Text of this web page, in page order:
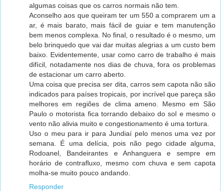
algumas coisas que os carros normais não tem.
Aconselho aos que queiram ter um 550 a comprarem um a
ar, é mais barato, mais fácil de guiar e tem manutenção
bem menos complexa. No final, o resultado é o mesmo, um
belo brinquedo que vai dar muitas alegrias a um custo bem
baixo. Evidentemente, usar como carro de trabalho é mais
difícil, notadamente nos dias de chuva, fora os problemas
de estacionar um carro aberto.
Uma coisa que precisa ser dita, carros sem capota não são
indicados para países tropicais, por incrível que pareça são
melhores em regiões de clima ameno. Mesmo em São
Paulo o motorista fica torrando debaixo do sol e mesmo o
vento não alivia muito e congestionamento é uma tortura.
Uso o meu para ir para Jundiaí pelo menos uma vez por
semana. É uma delícia, pois não pego cidade alguma,
Rodoanel, Bandeirantes e Anhanguera e sempre em
horário de contrafluxo, mesmo com chuva e sem capota
molha-se muito pouco andando.
Responder